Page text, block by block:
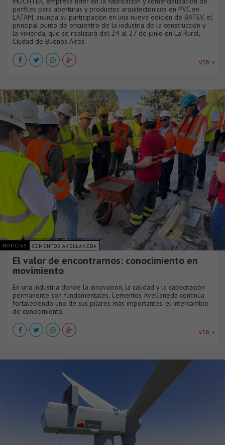
perfiles para aberturas y productos arquitectónicos en PVC en
LATAM, anuncia su participación en una nueva edición de BATEV, el
principal punto de encuentro de la industria de la construcción y
la vivienda, que se realizará del 24 al 27 de junio en La Rural,
Ciudad de Buenos Aires.
VER +
NOTICIAS CEMENTOS AVELLANEDA
El valor de encontrarnos: conocimiento en
movimiento
En una industria donde la innovación, la calidad y la capacitación
permanente son fundamentales, Cementos Avellaneda continúa
fortaleciendo uno de sus pilares más importantes: el intercambio
de conocimiento.
VER +